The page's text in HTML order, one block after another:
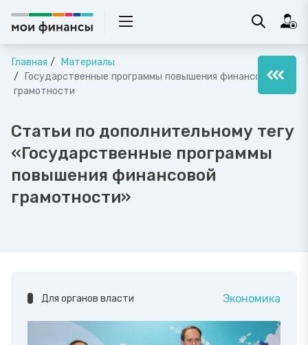
Главная
Материалы
Государственные программы повышения финансовой
грамотности
Статьи по дополнительному тегу
«Государственные программы
повышения финансовой
грамотности»
Для органов власти Экономика